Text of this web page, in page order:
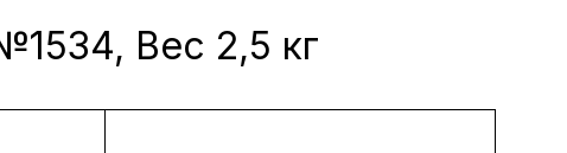
Вес 2,5 кг